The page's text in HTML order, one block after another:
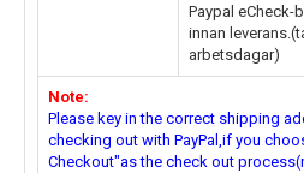
Paypal eCheck-
innan
arbetsdagar)
Note:
Please key in the correct shipping
checking out with PayPal,if you
Checkout"as the check out